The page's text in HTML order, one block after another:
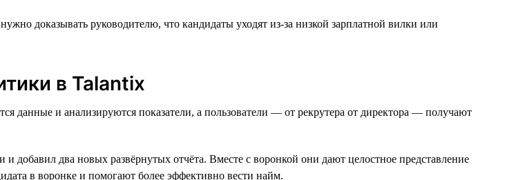
доказывать руководителю, что кандидаты уходят из-за низкой зарплатной вилки или
в Talantix
данные и анализируются показатели, а пользователи — от рекрутера от директора — получают
два новых развёрнутых отчёта. Вместе c воронкой они дают целостное представление
в воронке и помогают более эффективно вести найм.